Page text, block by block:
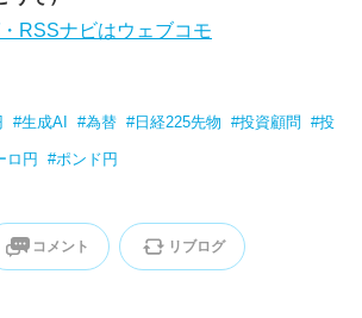
#生成AI #為替 #日経225先物 #投資顧問 #投
ロ円 #ポンド円
コメント リブログ